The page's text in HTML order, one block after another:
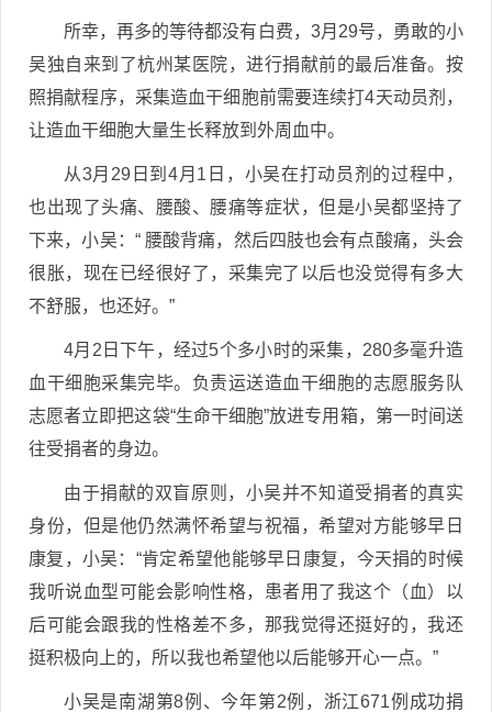
所幸，再多的等待都没有白费，3月29号，勇敢的小
吴独自来到了杭州某医院，进行捐献前的最后准备。按
照捐献程序，采集造血干细胞前需要连续打4天动员剂，
让造血干细胞大量生长释放到外周血中。
从3月29日到4月1日，小吴在打动员剂的过程中，
也出现了头痛、腰酸、腰痛等症状，但是小吴都坚持了
下来，小吴：“ 腰酸背痛，然后四肢也会有点酸痛，头会
很胀，现在已经很好了，采集完了以后也没觉得有多大
不舒服，也还好。”
4月2日下午，经过5个多小时的采集，280多毫升造
血干细胞采集完毕。负责运送造血干细胞的志愿服务队
志愿者立即把这袋“生命干细胞”放进专用箱，第一时间送
往受捐者的身边。
由于捐献的双盲原则，小吴并不知道受捐者的真实
身份，但是他仍然满怀希望与祝福，希望对方能够早日
康复，小吴：“肯定希望他能够早日康复，今天捐的时候
我听说血型可能会影响性格，患者用了我这个（血）以
后可能会跟我的性格差不多，那我觉得还挺好的，我还
挺积极向上的，所以我也希望他以后能够开心一点。”
小吴是南湖第8例、今年第2例，浙江671例成功捐